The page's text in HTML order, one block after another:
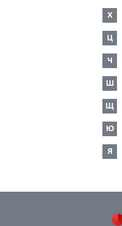
Х
Ц
Ч
Ш
Щ
Ю
Я